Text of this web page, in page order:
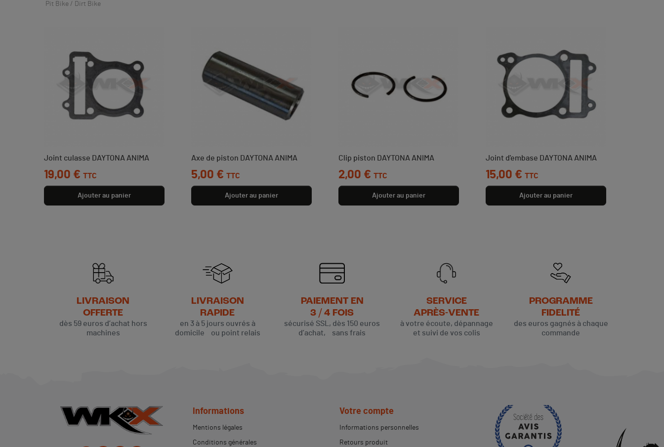
Pit Bike / Dirt Bike
Joint culasse DAYTONA ANIMA
Prix
19,00 € TTC
Ajouter au panier
Axe de piston DAYTONA ANIMA
Prix
5,00 € TTC
Ajouter au panier
Clip piston DAYTONA ANIMA
Prix
2,00 € TTC
Ajouter au panier
Joint d'embase DAYTONA ANIMA
Prix
15,00 € TTC
Ajouter au panier
LIVRAISON
OFFERTE
dès 59 euros d’achat hors
machines
LIVRAISON
RAPIDE
en 3 à 5 jours ouvrés à
domicile ou point relais
PAIEMENT EN
3 / 4 FOIS
sécurisé SSL, dès 150 euros
d’achat, sans frais
SERVICE
APRÈS-VENTE
à votre écoute, dépannage
et suivi de vos colis
PROGRAMME
FIDELITÉ
des euros gagnés à chaque
commande
Informations
Mentions légales
Conditions générales
Votre compte
Informations personnelles
Retours produit